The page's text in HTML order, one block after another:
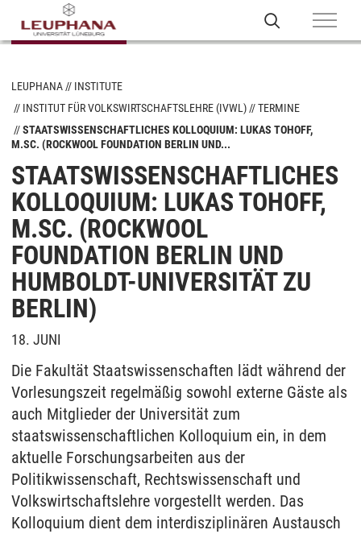
LEUPHANA
INSTITUTE
INSTITUT FÜR VOLKSWIRTSCHAFTSLEHRE (IVWL)
TERMINE
STAATSWISSENSCHAFTLICHES KOLLOQUIUM: LUKAS TOHOFF,
M.SC. (ROCKWOOL FOUNDATION BERLIN UND...
STAATSWISSENSCHAFTLICHES
KOLLOQUIUM: LUKAS TOHOFF,
M.SC. (ROCKWOOL
FOUNDATION BERLIN UND
HUMBOLDT-UNIVERSITÄT ZU
BERLIN)
18. JUNI
Die Fakultät Staatswissenschaften lädt während der
Vorlesungszeit regelmäßig sowohl externe Gäste als
auch Mitglieder der Universität zum
staatswissenschaftlichen Kolloquium ein, in dem
aktuelle Forschungsarbeiten aus der
Politikwissenschaft, Rechtswissenschaft und
Volkswirtschaftslehre vorgestellt werden. Das
Kolloquium dient dem interdisziplinären Austausch